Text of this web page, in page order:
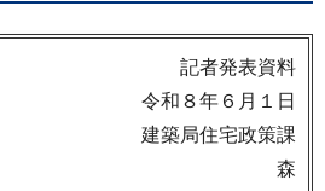
記者発表資料
令和８年６月１日
建築局住宅政策課
森